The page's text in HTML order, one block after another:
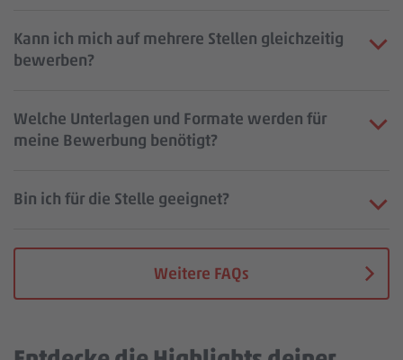
Kann ich mich auf mehrere Stellen gleichzeitig
bewerben?
Welche Unterlagen und Formate werden für
meine Bewerbung benötigt?
Bin ich für die Stelle geeignet?
Weitere FAQs